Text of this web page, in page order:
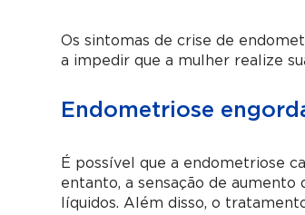
Os sintomas de crise de
a impedir que a mulher realize
Endometriose
É possível que a endometriose
entanto, a sensação de
líquidos. Além disso, o